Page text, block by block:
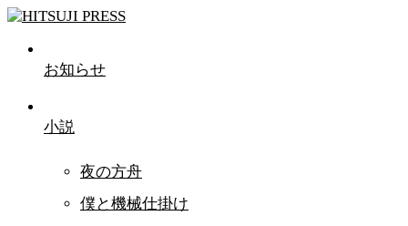
お知らせ
小説
夜の方舟
僕と機械仕掛け